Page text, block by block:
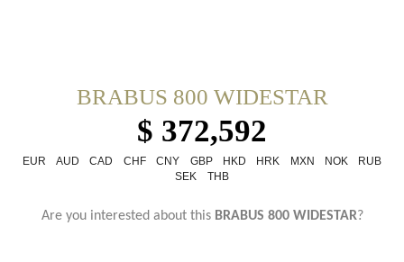
BRABUS 800 WIDESTAR
$ 372,592
EUR AUD CAD CHF CNY GBP HKD HRK MXN NOK
RUB
SEK
THB
Are you interested about this BRABUS 800 WIDESTAR?